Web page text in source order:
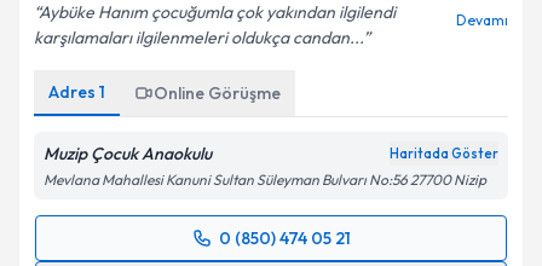
Aybüke Hanım çocuğumla çok yakından ilgilendi
karşılamaları ilgilenmeleri oldukça candan...
Devamı
Adres 1 Online Görüşme
Muzip Çocuk Anaokulu Haritada Göster
Mevlana Mahallesi Kanuni Sultan Süleyman Bulvarı No:56 27700 Nizip
0 (850) 474 05 21
Randevu Takvimi Talebi